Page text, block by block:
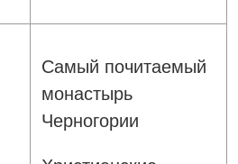
Самый почитаемый
монастырь
Черногории